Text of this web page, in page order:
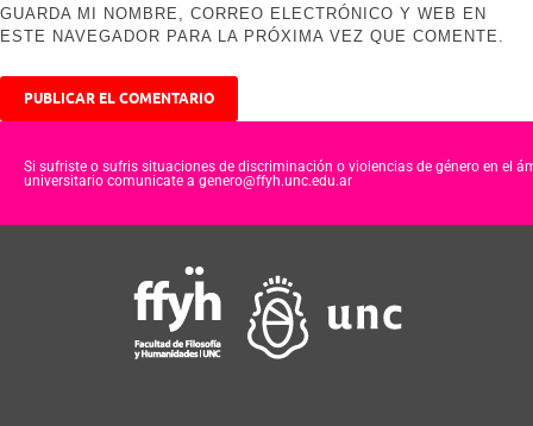
GUARDA MI NOMBRE, CORREO ELECTRÓNICO Y WEB EN
ESTE NAVEGADOR PARA LA PRÓXIMA VEZ QUE COMENTE.
Si sufriste o sufris situaciones de discriminación o violencias de género en el
universitario comunicate a genero@ffyh.unc.edu.ar